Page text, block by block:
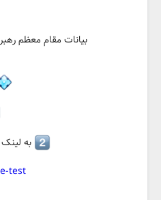
بیانات مقام معظم
به
test